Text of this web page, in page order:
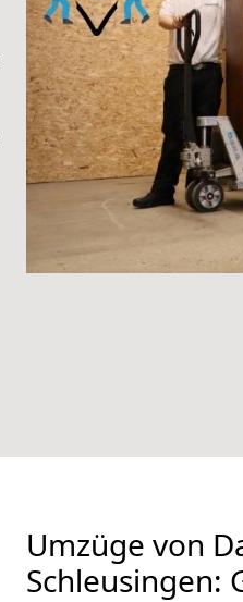
Umzüge von
Schleusingen: